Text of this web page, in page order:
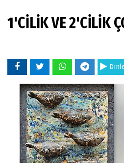
1'CİLİK VE 2'CİLİK